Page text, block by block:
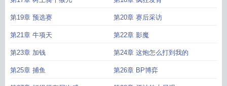
第19章 预选赛 第20章 赛后采访
第21章 牛项天 第22章 影魔
第23章 加钱 第24章 这炮怎么打到我的
第25章 捕鱼 第26章 BP博弈